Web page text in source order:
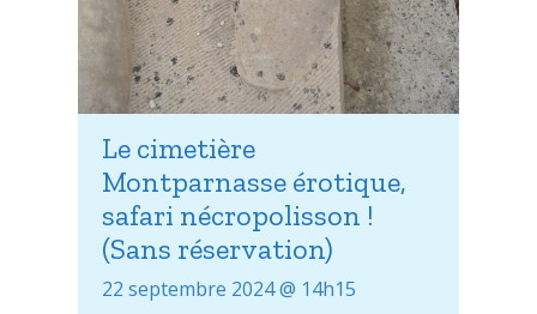
Le cimetière
Montparnasse érotique,
safari nécropolisson !
(Sans réservation)
22 septembre 2024 @ 14h15